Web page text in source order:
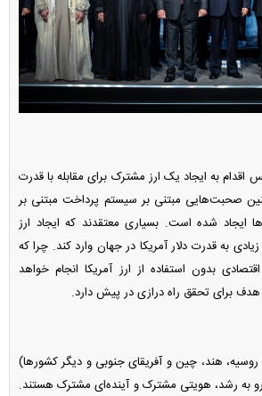
به ایجاد یک ارز مشترک برای مقابله با قدرت
صحبت‌هایی مبتنی بر سیستم پرداخت مبتنی بر
ایجاد شده است. بسیاری معتقدند که ایجاد ارز
به قدرت دلار آمریکا در جهان وارد کند. چرا که
بدون استفاده از ارز آمریکا انجام خواهد
هدف برای تحقق راه درازی در پیش دارد.
هند، چین و آفریقای جنوبی و دیگر کشورها)
به رشد، هویتی مشترک و آینده‌ای مشترک هستند.